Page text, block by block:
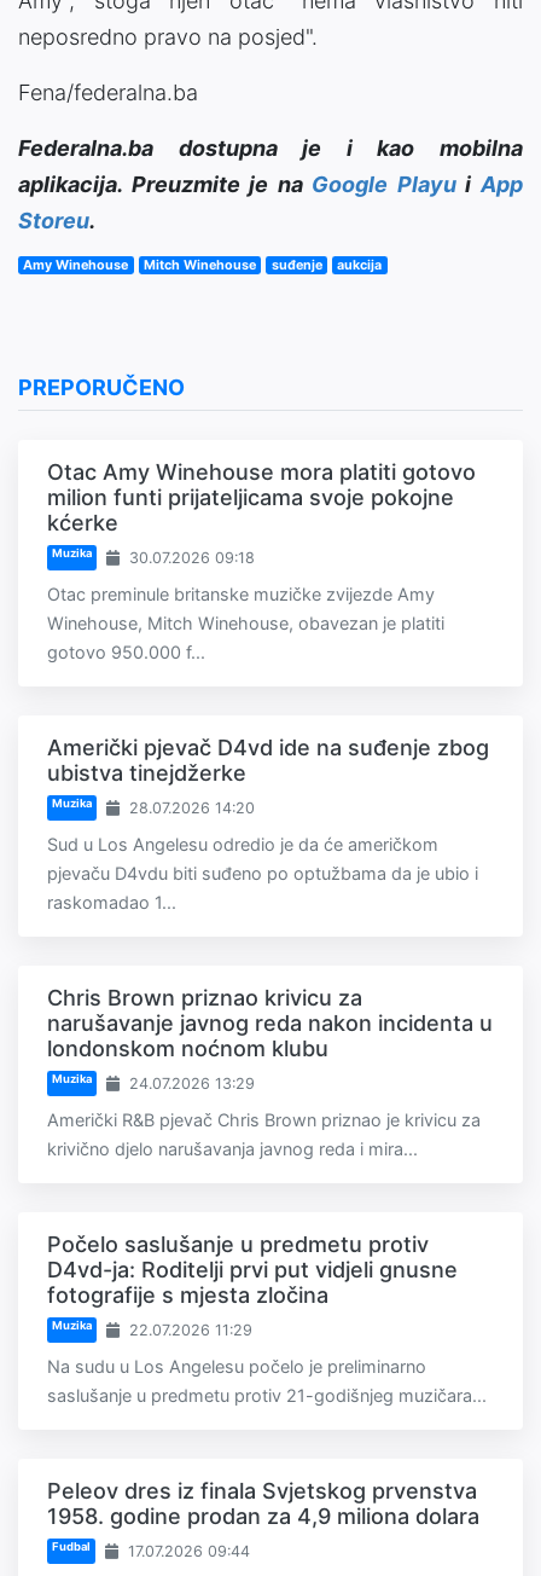
neposredno pravo na posjed".
Fena/federalna.ba
Federalna.ba dostupna je i kao mobilna
aplikacija. Preuzmite je na Google PlayuiApp
Storeu.
Amy Winehouse Mitch Winehouse suđenje aukcija
PREPORUČENO
Otac Amy Winehouse mora platiti gotovo
milion funti prijateljicama svoje pokojne
kćerke
Muzika 30.07.2026 09:18
Otac preminule britanske muzičke zvijezde Amy
Winehouse, Mitch Winehouse, obavezan je platiti
gotovo 950.000 f...
Američki pjevač D4vd ide na suđenje zbog
ubistva tinejdžerke
Muzika 28.07.2026 14:20
Sud u Los Angelesu odredio je da će američkom
pjevaču D4vdu biti suđeno po optužbama da je ubio i
raskomadao 1...
Chris Brown priznao krivicu za
narušavanje javnog reda nakon incidenta u
londonskom noćnom klubu
Muzika 24.07.2026 13:29
Američki R&B pjevač Chris Brown priznao je krivicu za
krivično djelo narušavanja javnog reda i mira...
Počelo saslušanje u predmetu protiv
D4vd-ja: Roditelji prvi put vidjeli gnusne
fotografije s mjesta zločina
Muzika 22.07.2026 11:29
Na sudu u Los Angelesu počelo je preliminarno
saslušanje u predmetu protiv 21-godišnjeg muzičara...
Peleov dres iz finala Svjetskog prvenstva
1958. godine prodan za 4,9 miliona dolara
Fudbal 17.07.2026 09:44